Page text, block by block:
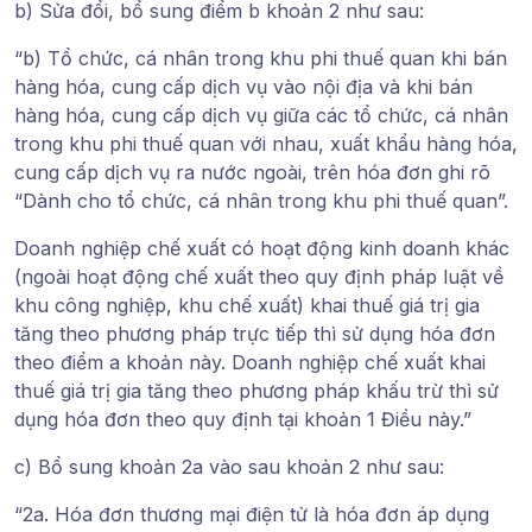
b) Sửa đổi, bổ sung điểm b khoản 2 như sau:
“b) Tổ chức, cá nhân trong khu phi thuế quan khi bán
hàng hóa, cung cấp dịch vụ vào nội địa và khi bán
hàng hóa, cung cấp dịch vụ giữa các tổ chức, cá nhân
trong khu phi thuế quan với nhau, xuất khẩu hàng hóa,
cung cấp dịch vụ ra nước ngoài, trên hóa đơn ghi rõ
“Dành cho tổ chức, cá nhân trong khu phi thuế quan”.
Doanh nghiệp chế xuất có hoạt động kinh doanh khác
(ngoài hoạt động chế xuất theo quy định pháp luật về
khu công nghiệp, khu chế xuất) khai thuế giá trị gia
tăng theo phương pháp trực tiếp thì sử dụng hóa đơn
theo điểm a khoản này. Doanh nghiệp chế xuất khai
thuế giá trị gia tăng theo phương pháp khấu trừ thì sử
dụng hóa đơn theo quy định tại khoản 1 Điều này.”
c) Bổ sung khoản 2a vào sau khoản 2 như sau:
“2a. Hóa đơn thương mại điện tử là hóa đơn áp dụng